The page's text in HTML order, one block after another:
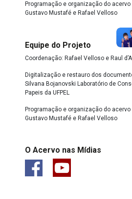
Programação e organização do
Gustavo Mustafé e Rafael Velloso
Equipe do Projeto
Coordenação: Rafael Velloso e Raul
Digitalização e restauro dos
Silvana Bojanovski Laboratório de
Papeis da UFPEL
Programação e organização do
Gustavo Mustafé e Rafael Velloso
O Acervo nas Mídias